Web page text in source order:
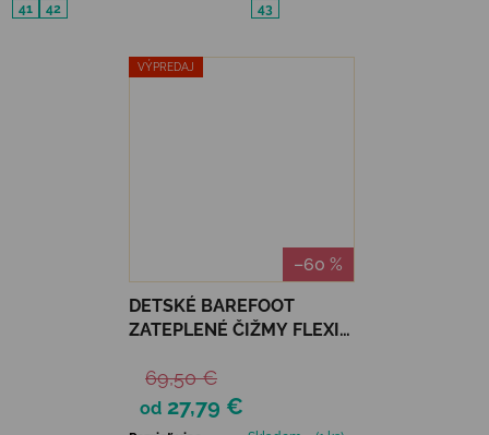
41
42
43
VÝPREDAJ
–60 %
DETSKÉ BAREFOOT
ZATEPLENÉ ČIŽMY FLEXI
NEGRO
od 27,79 €
69,50 €